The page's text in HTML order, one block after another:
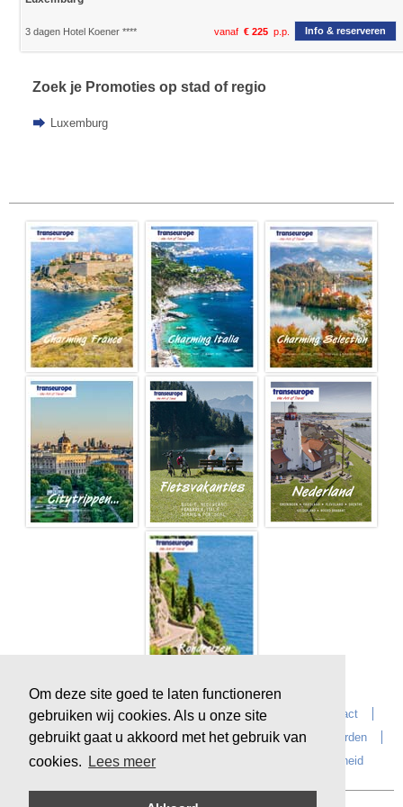
Om deze site goed te laten functioneren
gebruiken wij cookies. Als u onze site
gebruikt gaat u akkoord met het gebruik van
cookies.
Lees meer
3 dagen Hotel Koener **** vanaf € 225 p.p. Info & reserveren
Zoek je Promoties op stad of regio
Luxemburg
Home Over Transeurope Vacatures
Contact
Vragen?
Reiskantoren Extras
Reisvoorwaarden
Reisverzekeringen
Duurzaamheid